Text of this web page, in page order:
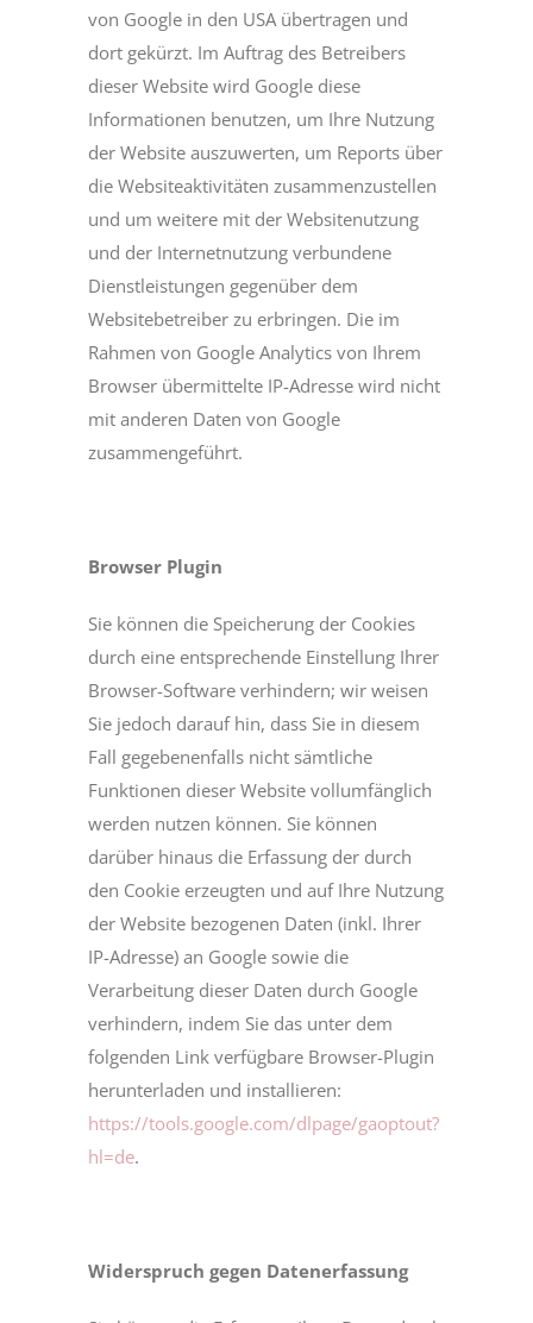
von Google in den USA übertragen und
dort gekürzt. Im Auftrag des Betreibers
dieser Website wird Google diese
Informationen benutzen, um Ihre Nutzung
der Website auszuwerten, um Reports über
die Websiteaktivitäten zusammenzustellen
und um weitere mit der Websitenutzung
und der Internetnutzung verbundene
Dienstleistungen gegenüber dem
Websitebetreiber zu erbringen. Die im
Rahmen von Google Analytics von Ihrem
Browser übermittelte IP-Adresse wird nicht
mit anderen Daten von Google
zusammengeführt.
Browser Plugin
Sie können die Speicherung der Cookies
durch eine entsprechende Einstellung Ihrer
Browser-Software verhindern; wir weisen
Sie jedoch darauf hin, dass Sie in diesem
Fall gegebenenfalls nicht sämtliche
Funktionen dieser Website vollumfänglich
werden nutzen können. Sie können
darüber hinaus die Erfassung der durch
den Cookie erzeugten und auf Ihre Nutzung
der Website bezogenen Daten (inkl. Ihrer
IP-Adresse) an Google sowie die
Verarbeitung dieser Daten durch Google
verhindern, indem Sie das unter dem
folgenden Link verfügbare Browser-Plugin
herunterladen und installieren:
https://tools.google.com/dlpage/gaoptout?
hl=de.
Widerspruch gegen Datenerfassung